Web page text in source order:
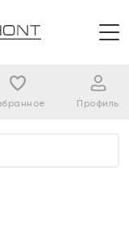
Профиль